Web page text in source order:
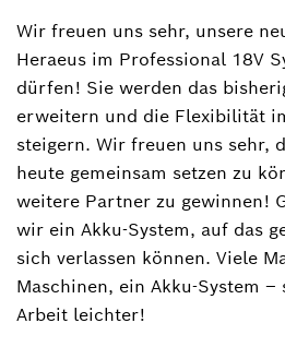
Wir freuen uns sehr, unsere
Heraeus im Professional 18V
dürfen! Sie werden das
erweitern und die Flexibilität
steigern. Wir freuen uns sehr,
heute gemeinsam setzen zu
weitere Partner zu gewinnen!
wir ein Akku-System, auf das
sich verlassen können. Viele
Maschinen, ein Akku-System
Arbeit leichter!